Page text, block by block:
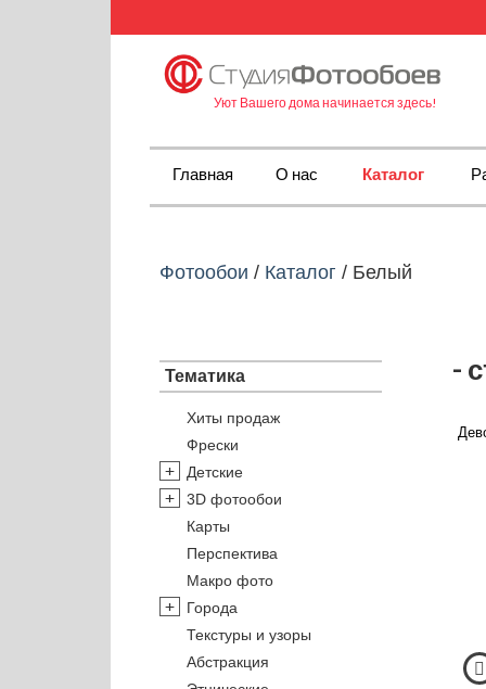
Уют Вашего дома начинается здесь!
Главная О нас Каталог
Фотообои / Каталог / Белый
Тематика
Хиты продаж
Фрески
Детские
3D фотообои
Карты
Перспектива
Макро фото
Города
Текстуры и узоры
Абстракция
-